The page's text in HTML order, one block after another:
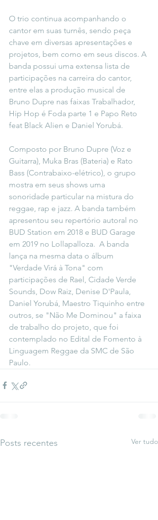
O trio continua acompanhando o
cantor em suas turnês, sendo peça
chave em diversas apresentações e
projetos, bem como em seus discos. A
banda possui uma extensa lista de
participações na carreira do cantor,
entre elas a produção musical de
Bruno Dupre nas faixas Trabalhador,
Hip Hop é Foda parte 1 e Papo Reto
feat Black Alien e Daniel Yorubá.
Composto por Bruno Dupre (Voz e
Guitarra), Muka Bras (Bateria) e Rato
Bass (Contrabaixo-elétrico), o grupo
mostra em seus shows uma
sonoridade particular na mistura do
reggae, rap e jazz. A banda também
apresentou seu repertório autoral no
BUD Station em 2018 e BUD Garage
em 2019 no Lollapalloza.  A banda
lança na mesma data o álbum
"Verdade Virá à Tona" com
participações de Rael, Cidade Verde
Sounds, Dow Raiz, Denise D'Paula,
Daniel Yorubá, Maestro Tiquinho entre
outros, se "Não Me Dominou" a faixa
de trabalho do projeto, que foi
contemplado no Edital de Fomento à
Linguagem Reggae da SMC de São
Paulo.
Posts recentes Ver tudo